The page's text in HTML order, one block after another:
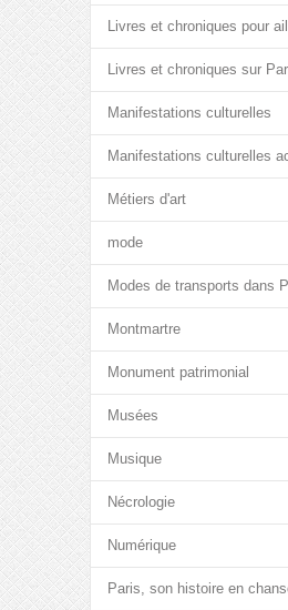
Livres et chroniques pour
Livres et chroniques sur
Manifestations culturelles
Manifestations culturelles
Métiers d'art
mode
Modes de transports dans
Montmartre
Monument patrimonial
Musées
Musique
Nécrologie
Numérique
Paris, son histoire en